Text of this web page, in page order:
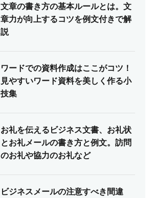
文章の書き方の基本ルールとは。文
章力が向上するコツを例文付きで解
説
ワードでの資料作成はここがコツ！
見やすいワード資料を美しく作る小
技集
お礼を伝えるビジネス文書、お礼状
とお礼メールの書き方と例文。訪問
のお礼や協力のお礼など
ビジネスメールの注意すべき間違